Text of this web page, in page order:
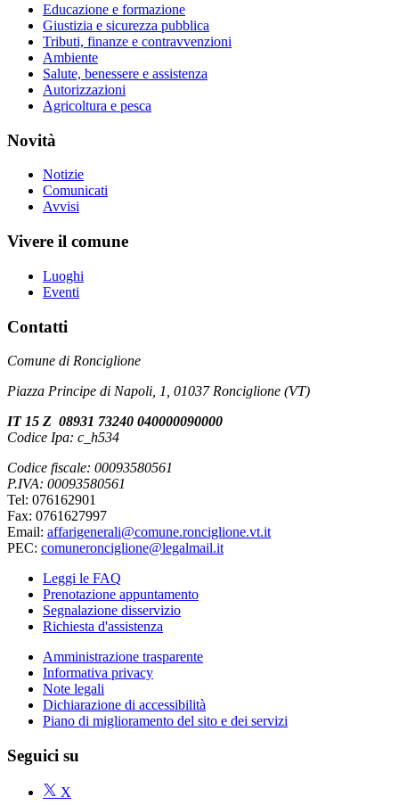
Educazione e formazione
Giustizia e sicurezza pubblica
Tributi, finanze e contravvenzioni
Ambiente
Salute, benessere e assistenza
Autorizzazioni
Agricoltura e pesca
Novità
Notizie
Comunicati
Avvisi
Vivere il comune
Luoghi
Eventi
Contatti
Comune di Ronciglione
Piazza Principe di Napoli, 1, 01037 Ronciglione (VT)
IT 15 Z 08931 73240 040000090000
Codice Ipa: c_h534
Codice fiscale: 00093580561
P.IVA: 00093580561
Tel: 076162901
Fax: 0761627997
Email: affarigenerali@comune.ronciglione.vt.it
PEC: comuneronciglione@legalmail.it
Leggi le FAQ
Prenotazione appuntamento
Segnalazione disservizio
Richiesta d'assistenza
Amministrazione trasparente
Informativa privacy
Note legali
Dichiarazione di accessibilità
Piano di miglioramento del sito e dei servizi
Seguici su
X